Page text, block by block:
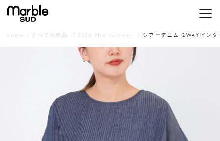
メニ
home すべての商品 2026 Mid Summer シアーデニム 2WAYピンタ